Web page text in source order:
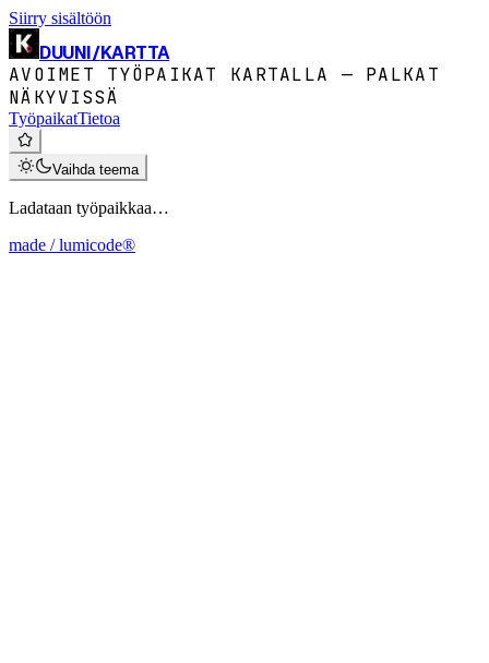
Siirry sisältöön
DUUNI/KARTTA
AVOIMET TYÖPAIKAT KARTALLA — PALKAT
NÄKYVISSÄ
TyöpaikatTietoa
Vaihda teema
Ladataan työpaikkaa…
made / lumicode®